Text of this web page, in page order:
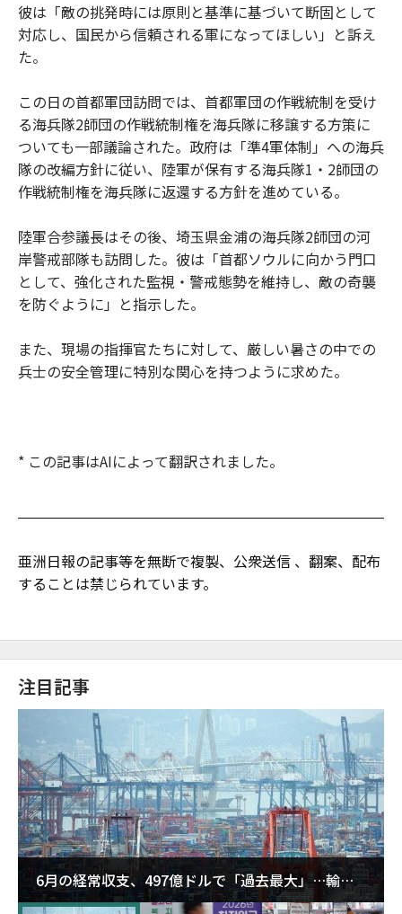
彼は「敵の挑発時には原則と基準に基づいて断固として
対応し、国民から信頼される軍になってほしい」と訴え
た。
この日の首都軍団訪問では、首都軍団の作戦統制を受け
る海兵隊2師団の作戦統制権を海兵隊に移譲する方策に
ついても一部議論された。政府は「準4軍体制」への海兵
隊の改編方針に従い、陸軍が保有する海兵隊1・2師団の
作戦統制権を海兵隊に返還する方針を進めている。
陸軍合参議長はその後、埼玉県金浦の海兵隊2師団の河
岸警戒部隊も訪問した。彼は「首都ソウルに向かう門口
として、強化された監視・警戒態勢を維持し、敵の奇襲
を防ぐように」と指示した。
また、現場の指揮官たちに対して、厳しい暑さの中での
兵士の安全管理に特別な関心を持つように求めた。
* この記事はAIによって翻訳されました。
亜洲日報の記事等を無断で複製、公衆送信 、翻案、配布
することは禁じられています。
注目記事
6月の経常収支、497億ドルで「過去最大」…輸出